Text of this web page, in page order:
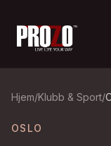
Hjem/Klubb & Sport/
OSLO